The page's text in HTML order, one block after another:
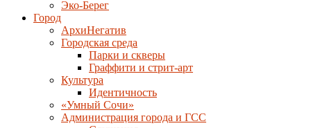
Эко-Берег
Город
АрхиНегатив
Городская среда
Парки и скверы
Граффити и стрит-арт
Культура
Идентичность
«Умный Сочи»
Администрация города и ГСС